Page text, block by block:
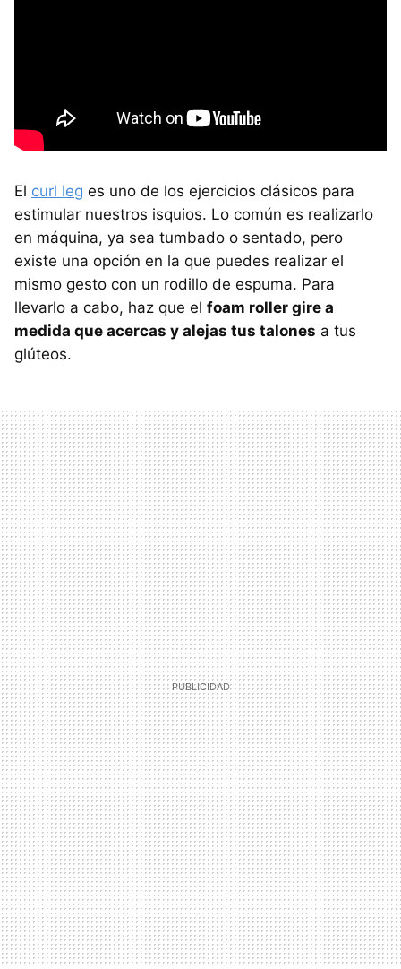
El curl leg es uno de los ejercicios clásicos para
estimular nuestros isquios. Lo común es realizarlo
en máquina, ya sea tumbado o sentado, pero
existe una opción en la que puedes realizar el
mismo gesto con un rodillo de espuma. Para
llevarlo a cabo, haz que el foam roller gire a
medida que acercas y alejas tus talones a tus
glúteos.